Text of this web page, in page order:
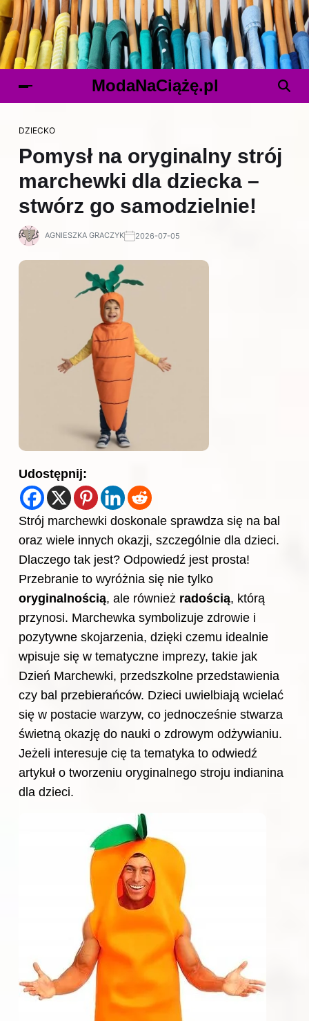
ModaNaCiążę.pl
DZIECKO
Pomysł na oryginalny strój
marchewki dla dziecka –
stwórz go samodzielnie!
AGNIESZKA GRACZYK 2026-07-05
Udostępnij:
Strój marchewki doskonale sprawdza się na bal
oraz wiele innych okazji, szczególnie dla dzieci.
Dlaczego tak jest? Odpowiedź jest prosta!
Przebranie to wyróżnia się nie tylko
oryginalnością, ale również radością, którą
przynosi. Marchewka symbolizuje zdrowie i
pozytywne skojarzenia, dzięki czemu idealnie
wpisuje się w tematyczne imprezy, takie jak
Dzień Marchewki, przedszkolne przedstawienia
czy bal przebierańców. Dzieci uwielbiają wcielać
się w postacie warzyw, co jednocześnie stwarza
świetną okazję do nauki o zdrowym odżywianiu.
Jeżeli interesuje cię ta tematyka to odwiedź
artykuł o tworzeniu oryginalnego stroju indianina
dla dzieci.